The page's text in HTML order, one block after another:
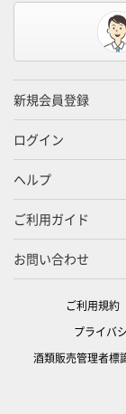
新規会員登録
ログイン
ヘルプ
ご利用ガイド
お問い合わせ
ご利用規約
プライバ
酒類販売管理者標